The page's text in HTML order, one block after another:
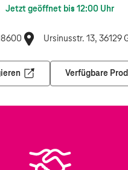
Jetzt geöffnet bis 12:00 Uhr
Ursinusstr. 13, 36129
in einem neuen Tab
Verfügbare